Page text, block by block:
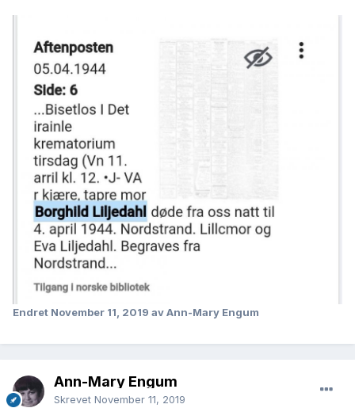
Endret November 11, 2019 av Ann-Mary Engum
Ann-Mary Engum
Skrevet November 11, 2019